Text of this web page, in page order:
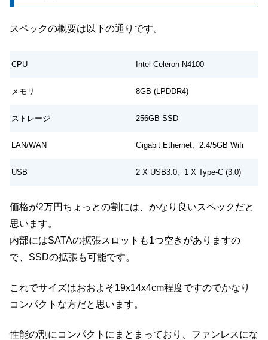
スペックの概要は以下の通りです。
CPU Intel Celeron N4100
メモリ 8GB (LPDDR4)
ストレージ 256GB SSD
LAN/WAN Gigabit Ethernet, 2.4/5GB Wifi
USB 2 X USB3.0, 1 X Type-C (3.0)
価格が2万円ちょっとの割には、かなり良いスペックだと
思います。
内部にはSATAの拡張スロットも1つ空きがありますの
で、SSDの拡張も可能です。
これでサイズはおおよそ19x14x4cm程度ですのでかなり
コンパクトな方だと思います。
性能の割にコンパクトにまとまっており、ファンレスにな